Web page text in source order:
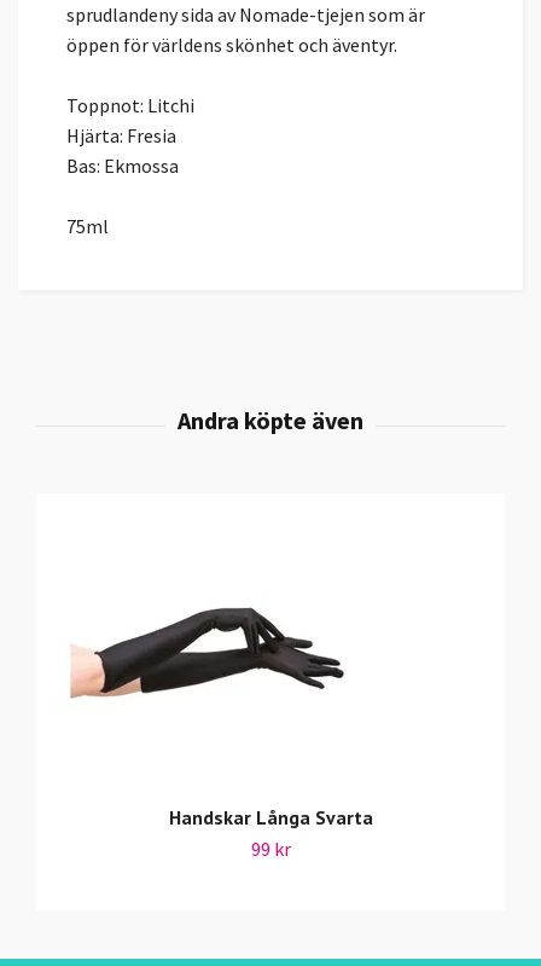
sprudlandeny sida av Nomade-tjejen som är
öppen för världens skönhet och äventyr.
Toppnot: Litchi
Hjärta: Fresia
Bas: Ekmossa
75ml
Handskar Långa Svarta
99 kr